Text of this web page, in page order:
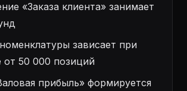
«Заказа клиента» занимает
зависает при
от 50 000 позиций
прибыль» формируется